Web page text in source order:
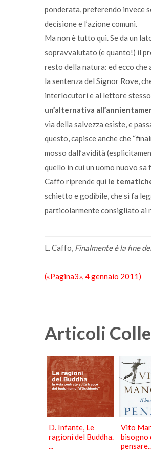
ponderata, preferendo invece
decisione e l’azione comuni.
Ma non è tutto qui. Se da un
sopravvalutato (e quanto!) il
resto della natura: ed ecco che
la sentenza del Signor Rove,
interlocutori e al lettore
un’alternativa
via della salvezza esiste, e
questo, capisce anche che
mosso dall’avidità
quello in cui un uomo nuovo
Caffo riprende qui le
schietto e godibile, che si fa
particolarmente consigliato ai
L. Caffo, Finalmente è la fine
(«Pagina3», 4 gennaio 2011)
Articoli
D. Infante, Le
ragioni del Buddha.
...
Vito
bisogno